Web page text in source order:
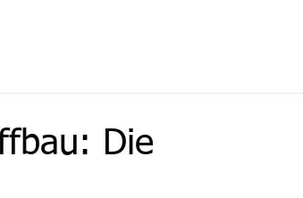
Die